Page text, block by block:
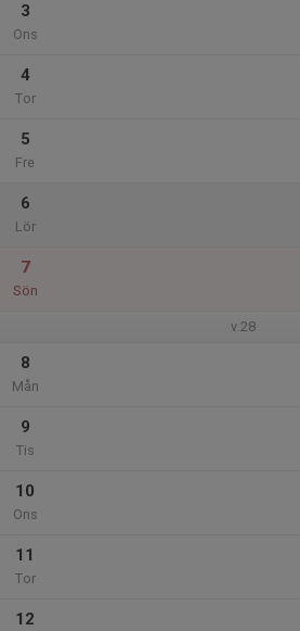
3
Ons
4
Tor
5
Fre
6
Lör
7
Sön
v.28
8
Mån
9
Tis
10
Ons
11
Tor
12